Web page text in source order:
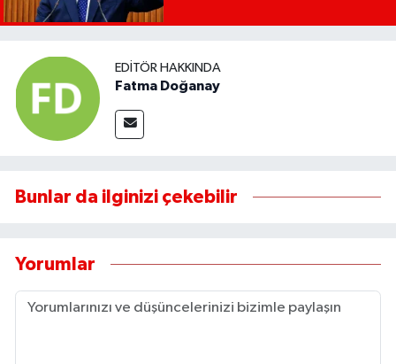
EDITÖR HAKKINDA
Fatma Doğanay
Bunlar da ilginizi çekebilir
Yorumlar